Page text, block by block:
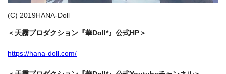
(C) 2019HANA-Doll
＜天霧プロダクション『華Doll*』公式HP＞
https://hana-doll.com/